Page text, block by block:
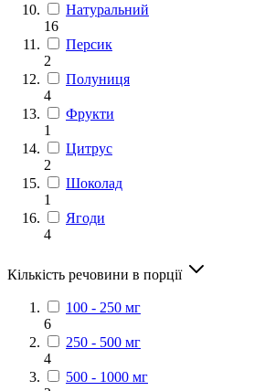
Натуральний
16
Персик
2
Полуниця
4
Фрукти
1
Цитрус
2
Шоколад
1
Ягоди
4
Кількість речовини в порції
100 - 250 мг
6
250 - 500 мг
4
500 - 1000 мг